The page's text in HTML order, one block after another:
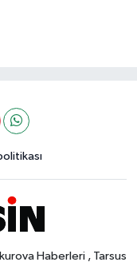
Haberleri , Tarsus